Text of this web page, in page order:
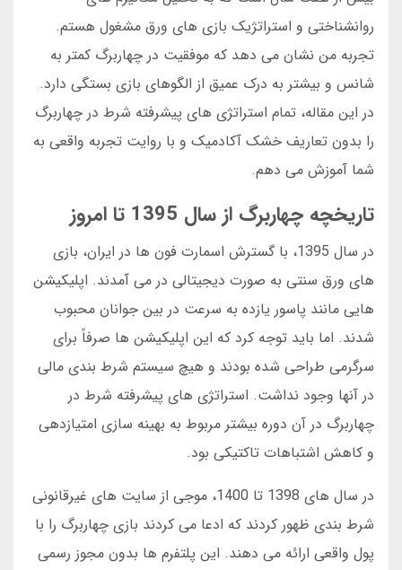
روانشناختی و استراتژیک بازی های ورق مشغول هستم.
تجربه من نشان می دهد که موفقیت در چهاربرگ کمتر به
شانس و بیشتر به درک عمیق از الگوهای بازی بستگی دارد.
در این مقاله، تمام استراتژی های پیشرفته شرط در چهاربرگ
را بدون تعاریف خشک آکادمیک و با روایت تجربه واقعی به
شما آموزش می دهم.
تاریخچه چهاربرگ از سال 1395 تا امروز
در سال 1395، با گسترش اسمارت فون ها در ایران، بازی
های ورق سنتی به صورت دیجیتالی در می آمدند. اپلیکیشن
هایی مانند پاسور یازده به سرعت در بین جوانان محبوب
شدند. اما باید توجه کرد که این اپلیکیشن ها صرفاً برای
سرگرمی طراحی شده بودند و هیچ سیستم شرط بندی مالی
در آنها وجود نداشت. استراتژی های پیشرفته شرط در
چهاربرگ در آن دوره بیشتر مربوط به بهینه سازی امتیازدهی
و کاهش اشتباهات تاکتیکی بود.
در سال های 1398 تا 1400، موجی از سایت های غیرقانونی
شرط بندی ظهور کردند که ادعا می کردند بازی چهاربرگ را با
پول واقعی ارائه می دهند. این پلتفرم ها بدون مجوز رسمی